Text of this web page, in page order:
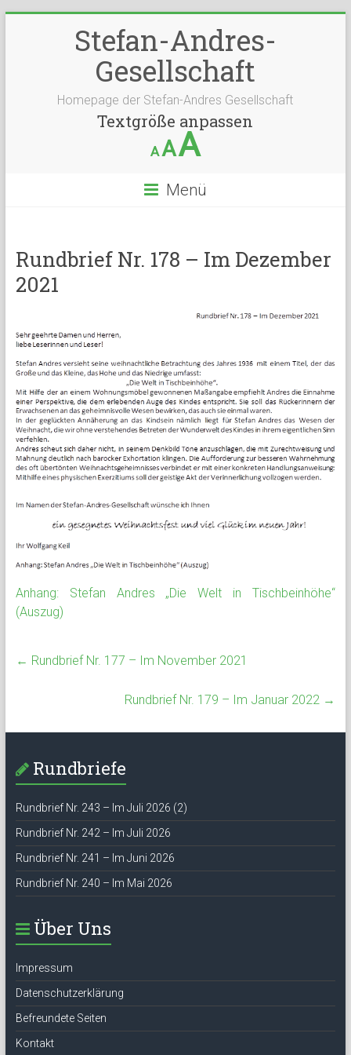
Stefan-Andres-
Gesellschaft
Homepage der Stefan-Andres Gesellschaft
Textgröße anpassen
AAA
Menü
Rundbrief Nr. 178 – Im Dezember
2021
Anhang: Stefan Andres „Die Welt in Tischbeinhöhe“
(Auszug)
← Rundbrief Nr. 177 – Im November 2021
Rundbrief Nr. 179 – Im Januar 2022 →
Rundbriefe
Rundbrief Nr. 243 – Im Juli 2026 (2)
Rundbrief Nr. 242 – Im Juli 2026
Rundbrief Nr. 241 – Im Juni 2026
Rundbrief Nr. 240 – Im Mai 2026
Über Uns
Impressum
Datenschutzerklärung
Befreundete Seiten
Kontakt